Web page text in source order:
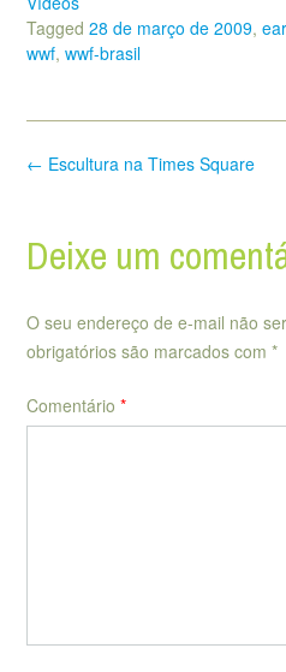
Tagged 28 de março de 2009,
wwf, wwf-brasil
Post
← Escultura na Times Square
Deixe um
O seu endereço de e-mail não
obrigatórios são marcados com *
Comentário *